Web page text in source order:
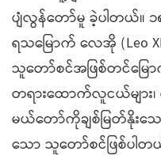
ပျံလွန်တော်မူ ခဲ့ပါတယ်။ ၁
ရသမြောက် လေအို (Leo
သူတော်စင်အဖြစ်တင်မြ
တရားထောက်လူငယ်များ
မယ်တော်ကိုချစ်မြတ်နိုး
သော သူတော်စင်ဖြစ်ပါတ